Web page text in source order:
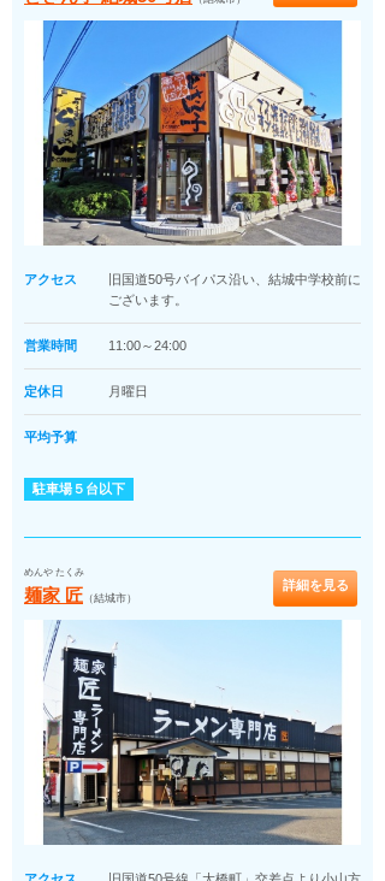
アクセス
旧国道50号バイパス沿い、結城中学校前に
ございます。
営業時間 11:00～24:00
定休日 月曜日
平均予算
駐車場５台以下
めんや たくみ
麺家 匠 （結城市）
詳細を見る